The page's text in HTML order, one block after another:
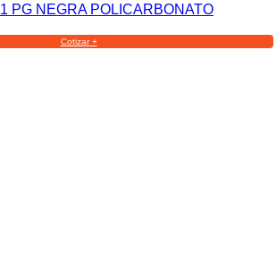
PG NEGRA POLICARBONATO
Cotizar +